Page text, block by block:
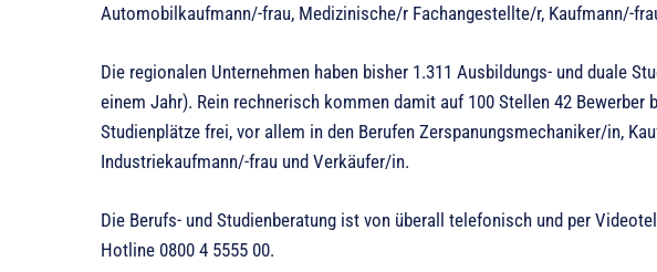
Automobilkaufmann/-frau, Medizinische/r Fachangestellte/r, Kaufmann/-
Die regionalen Unternehmen haben bisher 1.311 Ausbildungs- und duale
einem Jahr). Rein rechnerisch kommen damit auf 100 Stellen 42
Studienplätze frei, vor allem in den Berufen Zerspanungsmechaniker/in,
Industriekaufmann/-frau und Verkäufer/in.
Die Berufs- und Studienberatung ist von überall telefonisch und per
Hotline 0800 4 5555 00.